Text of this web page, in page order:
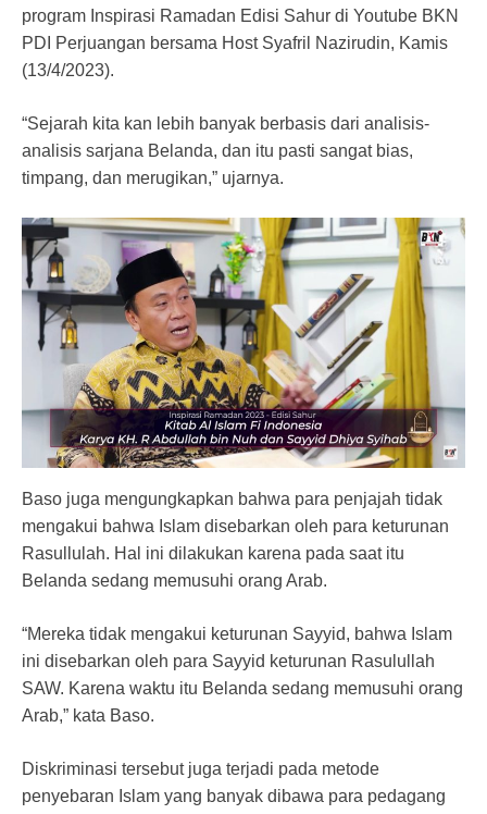
program Inspirasi Ramadan Edisi Sahur di Youtube BKN
PDI Perjuangan bersama Host Syafril Nazirudin, Kamis
(13/4/2023).
“Sejarah kita kan lebih banyak berbasis dari analisis-
analisis sarjana Belanda, dan itu pasti sangat bias,
timpang, dan merugikan,” ujarnya.
Baso juga mengungkapkan bahwa para penjajah tidak
mengakui bahwa Islam disebarkan oleh para keturunan
Rasullulah. Hal ini dilakukan karena pada saat itu
Belanda sedang memusuhi orang Arab.
“Mereka tidak mengakui keturunan Sayyid, bahwa Islam
ini disebarkan oleh para Sayyid keturunan Rasulullah
SAW. Karena waktu itu Belanda sedang memusuhi orang
Arab,” kata Baso.
Diskriminasi tersebut juga terjadi pada metode
penyebaran Islam yang banyak dibawa para pedagang